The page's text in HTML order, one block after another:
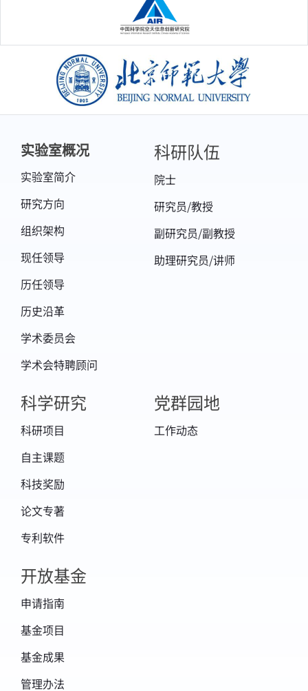
中国科学院空天信息创新研究院
北京师范大学
实验室概况
实验室简介
研究方向
组织架构
现任领导
历任领导
历史沿革
学术委员会
学术会特聘顾问
科研队伍
院士
研究员/教授
副研究员/副教授
助理研究员/讲师
科学研究
科研项目
自主课题
科技奖励
论文专著
专利软件
党群园地
工作动态
开放基金
申请指南
基金项目
基金成果
管理办法